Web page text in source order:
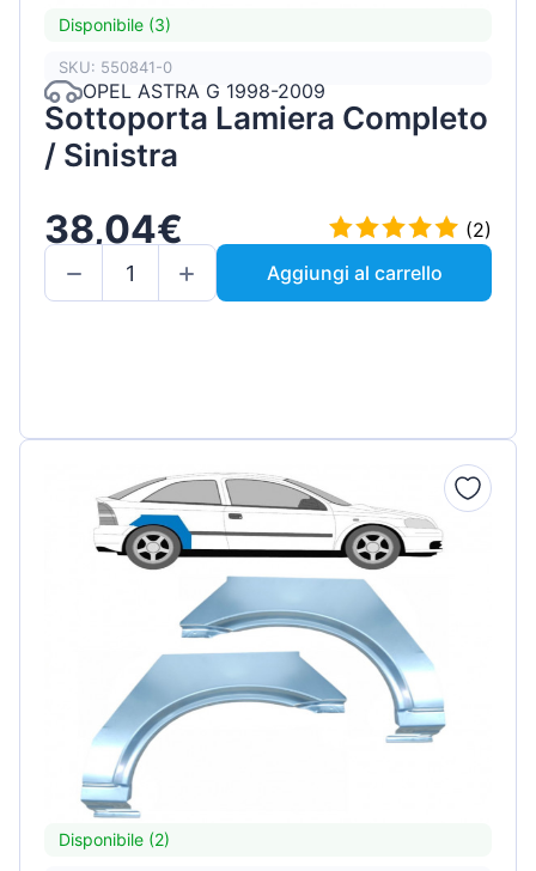
Disponibile (3)
SKU: 550841-0
OPEL ASTRA G 1998-2009
Sottoporta Lamiera Completo
/ Sinistra
38,04€
(2)
Aggiungi al carrello
Disponibile (2)